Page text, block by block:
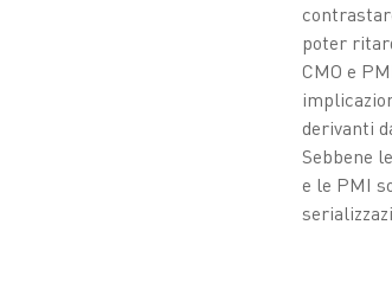
poter
CMO e
derivanti
Sebbene
e le PMI